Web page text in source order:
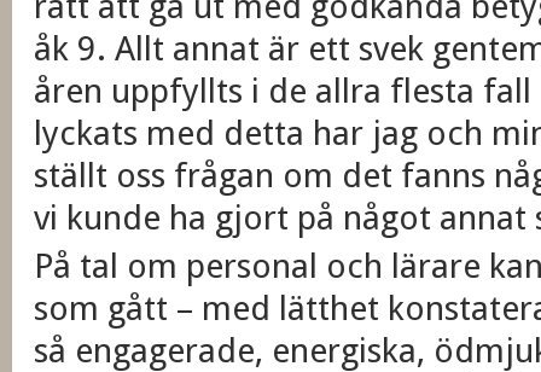
åk 9. Allt annat är ett svek
åren uppfyllts i de allra flesta
lyckats med detta har jag och
ställt oss frågan om det fanns
vi kunde ha gjort på något
På tal om personal och lärare
som gått – med lätthet
så engagerade, energiska,